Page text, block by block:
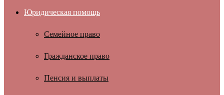
Юридическая помощь
Семейное право
Гражданское право
Пенсия и выплаты